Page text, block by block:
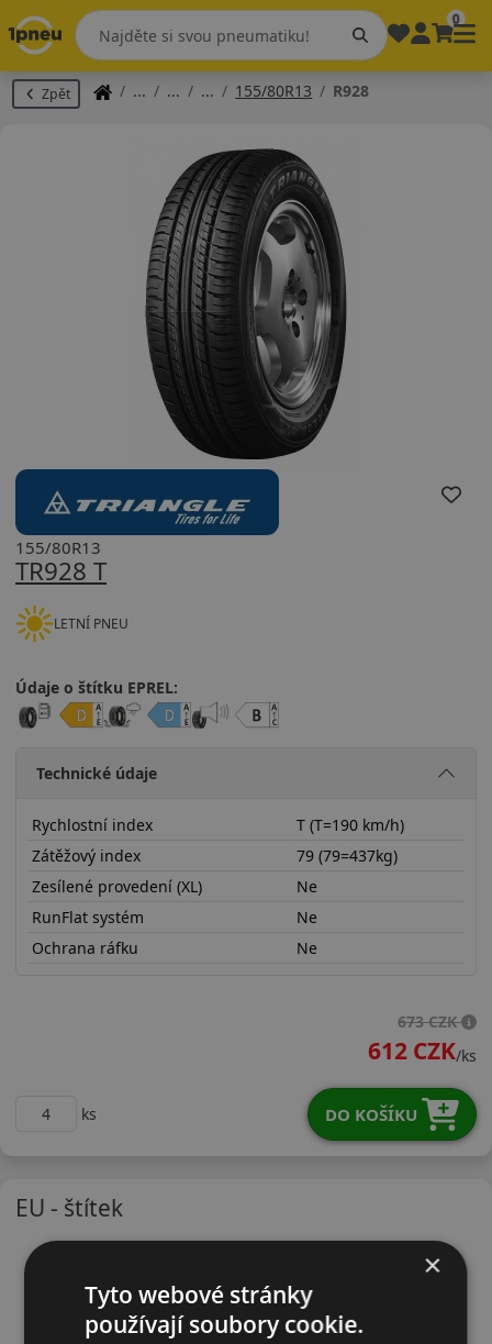
0
Zpět 155/80R13 R928
TR928 T
155/80R13
LETNÍ PNEU
Údaje o štítku EPREL:
Technické údaje
Rychlostní index
T (T=190 km/h)
Zátěžový index
79 (79=437kg)
Zesílené provedení (XL)
Ne
RunFlat systém
Ne
Ochrana ráfku
Ne
673 CZK
612 CZK/ks
ks DO KOŠÍKU
EU - štítek
×
Tyto webové stránky
používají soubory cookie.